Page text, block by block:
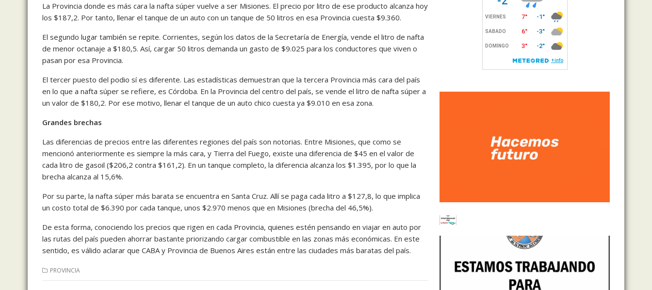
La Provincia donde es más cara la nafta súper vuelve a ser Misiones. El precio por litro de ese producto alcanza hoy
los $187,2. Por tanto, llenar el tanque de un auto con un tanque de 50 litros en esa Provincia cuesta $9.360.
El segundo lugar también se repite. Corrientes, según los datos de la Secretaría de Energía, vende el litro de nafta
de menor octanaje a $180,5. Así, cargar 50 litros demanda un gasto de $9.025 para los conductores que viven o
pasan por esa Provincia.
El tercer puesto del podio sí es diferente. Las estadísticas demuestran que la tercera Provincia más cara del país
en lo que a nafta súper se refiere, es Córdoba. En la Provincia del centro del país, se vende el litro de nafta súper a
un valor de $180,2. Por ese motivo, llenar el tanque de un auto chico cuesta ya $9.010 en esa zona.
Grandes brechas
Las diferencias de precios entre las diferentes regiones del país son notorias. Entre Misiones, que como se
mencionó anteriormente es siempre la más cara, y Tierra del Fuego, existe una diferencia de $45 en el valor de
cada litro de gasoil ($206,2 contra $161,2). En un tanque completo, la diferencia alcanza los $1.395, por lo que la
brecha alcanza al 15,6%.
Por su parte, la nafta súper más barata se encuentra en Santa Cruz. Allí se paga cada litro a $127,8, lo que implica
un costo total de $6.390 por cada tanque, unos $2.970 menos que en Misiones (brecha del 46,5%).
De esta forma, conociendo los precios que rigen en cada Provincia, quienes estén pensando en viajar en auto por
las rutas del país pueden ahorrar bastante priorizando cargar combustible en las zonas más económicas. En este
sentido, es válido aclarar que CABA y Provincia de Buenos Aires están entre las ciudades más baratas del país.
PROVINCIA